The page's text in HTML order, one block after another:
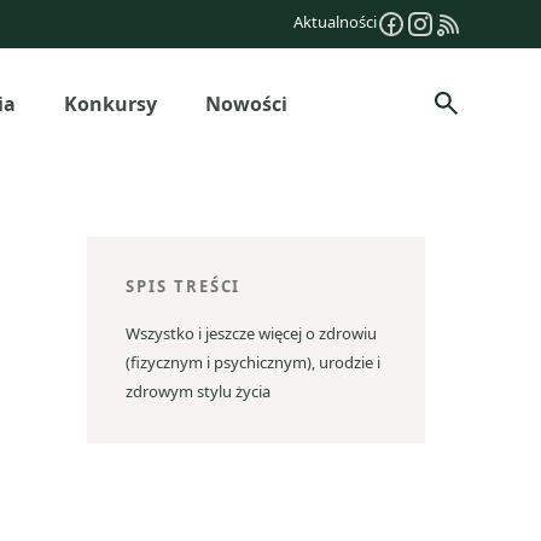
Aktualności
Konkursy Nowości Szukaj
SPIS TREŚCI
Wszystko i jeszcze więcej o zdrowiu
(fizycznym i psychicznym), urodzie i
zdrowym stylu życia